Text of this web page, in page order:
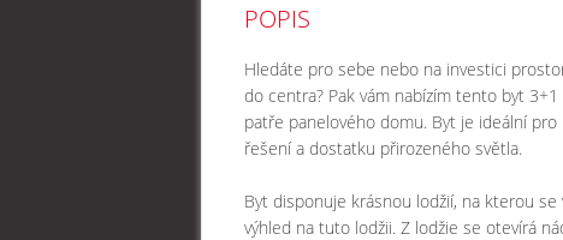
POPIS
Hledáte pro sebe nebo na investici
do centra? Pak vám nabízím tento byt
patře panelového domu. Byt je ideální
řešení a dostatku přirozeného světla.
Byt disponuje krásnou lodžií, na kterou
výhled na tuto lodžii. Z lodžie se otevírá